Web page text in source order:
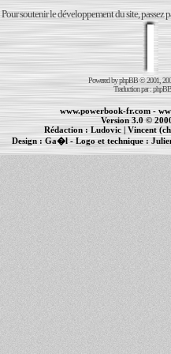
Pour soutenir le développement du site, passez
Powered byphpBB© 2001,
Traduction par :
www.powerbook-fr.com -
Version 3.0 ©
Rédaction : Ludovic|Vincent
Design :Ga�l - Logo et technique :
|